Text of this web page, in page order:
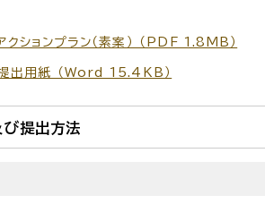
ションプラン（素案） （PDF 1.8MB）
提出用紙 （Word 15.4KB）
提出方法